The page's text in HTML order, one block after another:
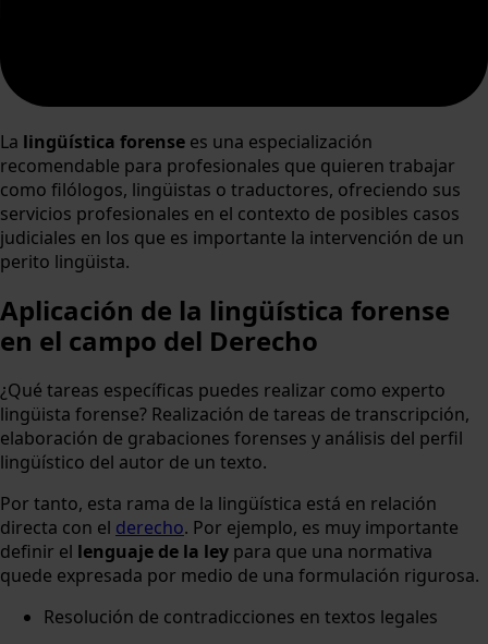
La lingüística forense es una especialización
recomendable para profesionales que quieren trabajar
como filólogos, lingüistas o traductores, ofreciendo sus
servicios profesionales en el contexto de posibles casos
judiciales en los que es importante la intervención de un
perito lingüista.
Aplicación de la lingüística forense
en el campo del Derecho
¿Qué tareas específicas puedes realizar como experto
lingüista forense? Realización de tareas de transcripción,
elaboración de grabaciones forenses y análisis del perfil
lingüístico del autor de un texto.
Por tanto, esta rama de la lingüística está en relación
directa con el derecho. Por ejemplo, es muy importante
definir el lenguaje de la ley para que una normativa
quede expresada por medio de una formulación rigurosa.
Resolución de contradicciones en textos legales